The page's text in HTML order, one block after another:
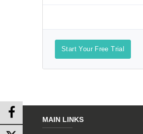
Start Your Free Trial
MAIN LINKS